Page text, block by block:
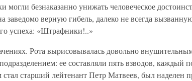
могли безнаказанно унижать человеческое
заведомо верную гибель, далеко не всегда
успеха: «Штрафники!..»
Рота вырисовывалась довольно
ее составляли пять взводов, каждый
старший лейтенант Петр Матвеев, был наделен